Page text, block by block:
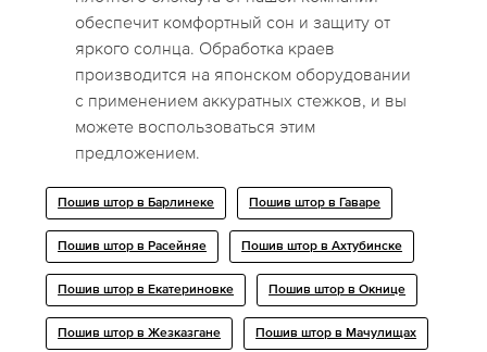
обеспечит комфортный сон и защиту от
яркого солнца. Обработка краев
производится на японском оборудовании
с применением аккуратных стежков, и вы
можете воспользоваться этим
предложением.
Пошив штор в Барлинеке Пошив штор в Гаваре
Пошив штор в Расейняе Пошив штор в Ахтубинске
Пошив штор в Екатериновке Пошив штор в Окнице
Пошив штор в Жезказгане Пошив штор в Мачулищах